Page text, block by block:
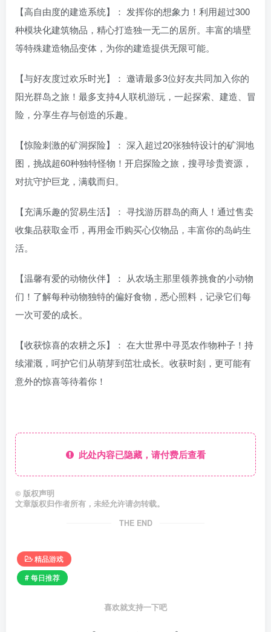
【高自由度的建造系统】： 发挥你的想象力！利用超过300
种模块化建筑物品，精心打造独一无二的居所。丰富的墙壁
等特殊建造物品变体，为你的建造提供无限可能。
【与好友度过欢乐时光】： 邀请最多3位好友共同加入你的
阳光群岛之旅！最多支持4人联机游玩，一起探索、建造、冒
险，分享生存与创造的乐趣。
【惊险刺激的矿洞探险】： 深入超过20张独特设计的矿洞地
图，挑战超60种独特怪物！开启探险之旅，搜寻珍贵资源，
对抗守护巨龙，满载而归。
【充满乐趣的贸易生活】： 寻找游历群岛的商人！通过售卖
收集品获取金币，再用金币购买心仪物品，丰富你的岛屿生
活。
【温馨有爱的动物伙伴】： 从农场主那里领养挑食的小动物
们！了解每种动物独特的偏好食物，悉心照料，记录它们每
一次可爱的成长。
【收获惊喜的农耕之乐】： 在大世界中寻觅农作物种子！持
续灌溉，呵护它们从萌芽到茁壮成长。收获时刻，更可能有
意外的惊喜等待着你！
此处内容已隐藏，请付费后查看
© 版权声明
文章版权归作者所有，未经允许请勿转载。
THE END
精品游戏
# 每日推荐
喜欢就支持一下吧